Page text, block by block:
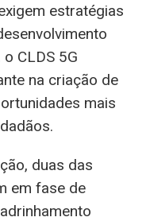
estratégias
CLDS 5G
na criação de
mais
duas das
em fase de